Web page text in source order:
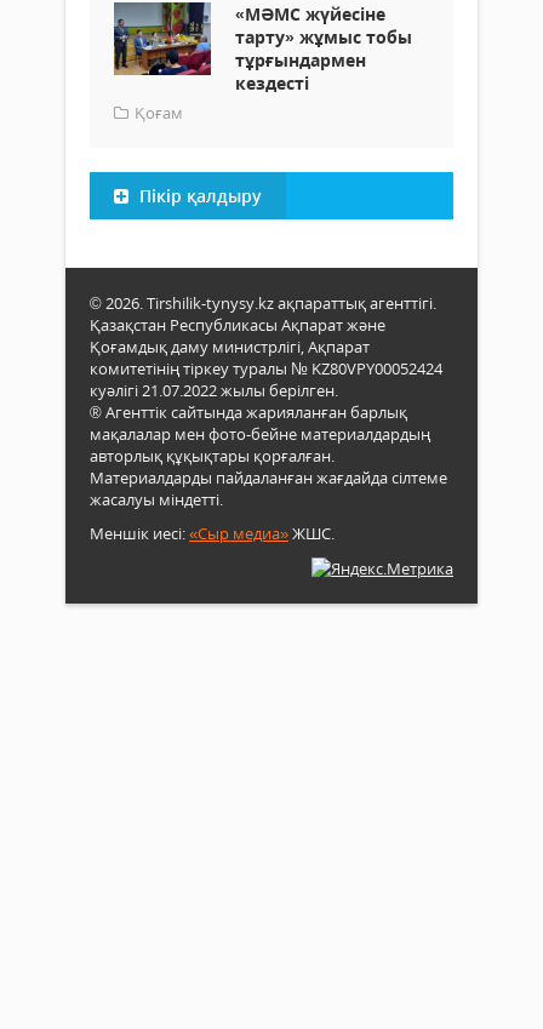
«МӘМС жүйесіне
тарту» жұмыс тобы
тұрғындармен
кездесті
Қоғам
Пікір қалдыру
© 2026. Tirshilik-tynysy.kz ақпараттық агенттігі.
Қазақстан Республикасы Ақпарат және
Қоғамдық даму министрлігі, Ақпарат
комитетінің тіркеу туралы № KZ80VPY00052424
куәлігі 21.07.2022 жылы берілген.
® Агенттік сайтында жарияланған барлық
мақалалар мен фото-бейне материалдардың
авторлық құқықтары қорғалған.
Материалдарды пайдаланған жағдайда сілтеме
жасалуы міндетті.
Меншік иесі:«Сыр медиа»ЖШС.